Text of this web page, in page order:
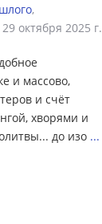
,
29 октября 2025 г.
и массово,
и счёт
хворями и
до изо ...